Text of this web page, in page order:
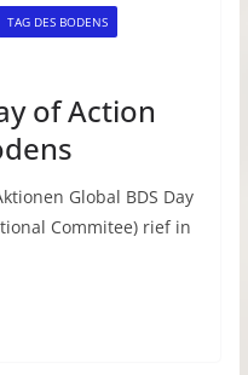
TAG DES BODENS
of Action
Global BDS Day
Commitee) rief in